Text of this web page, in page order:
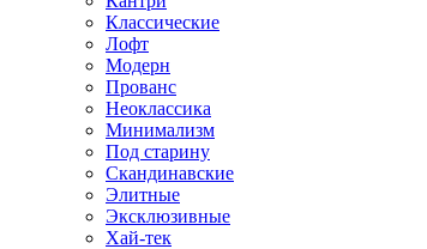
Классические
Лофт
Модерн
Прованс
Неоклассика
Минимализм
Под старину
Скандинавские
Элитные
Эксклюзивные
Хай-тек